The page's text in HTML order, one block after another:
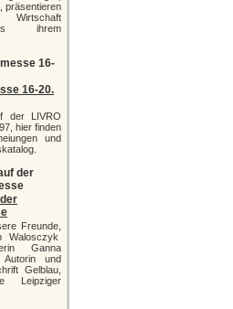
präsentieren
ihrem
16-20.
der LIVRO
hier finden
und
Freunde,
Walosczyk
Ganna
und
Gelblau,
Leipziger